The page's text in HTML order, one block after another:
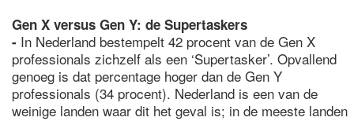
Gen X versus Gen Y: de Supertaskers
- In Nederland bestempelt 42 procent van de Gen X
professionals zichzelf als een ‘Supertasker’. Opvallend
genoeg is dat percentage hoger dan de Gen Y
professionals (34 procent). Nederland is een van de
weinige landen waar dit het geval is; in de meeste landen